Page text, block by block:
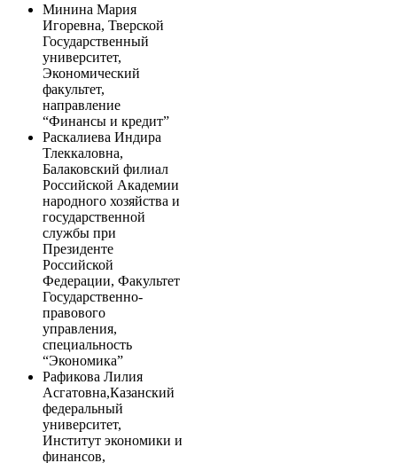
Минина Мария
Игоревна, Тверской
Государственный
университет,
Экономический
факультет,
направление
“Финансы и кредит”
Раскалиева Индира
Тлеккаловна,
Балаковский филиал
Российской Академии
народного хозяйства и
государственной
службы при
Президенте
Российской
Федерации, Факультет
Государственно-
правового
управления,
специальность
“Экономика”
Рафикова Лилия
Асгатовна,Казанский
федеральный
университет,
Институт экономики и
финансов,